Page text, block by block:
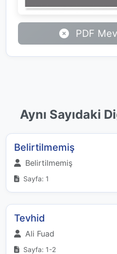
PDF
Aynı Sayıdaki
Belirtilmemiş
Belirtilmemiş
Sayfa: 1
Tevhid
Ali Fuad
Sayfa: 1-2